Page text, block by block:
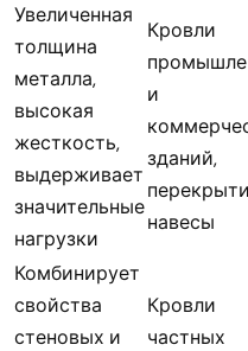
Увеличенная
толщина
металла,
высокая
жесткость,
выдерживает
значительные
нагрузки
Кровли
и
зданий,
навесы
Комбинирует
свойства
стеновых и
Кровли
частных